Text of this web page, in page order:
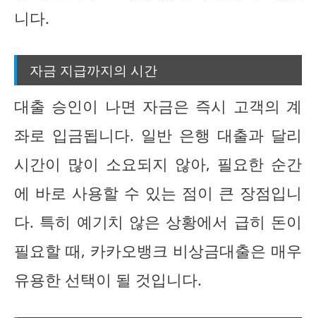
니다.
자금 지급까지의 시간
대출 승인이 나면 자금은 즉시 고객의 계
좌로 입금됩니다. 일반 은행 대출과 달리
시간이 많이 소요되지 않아, 필요한 순간
에 바로 사용할 수 있는 점이 큰 장점입니
다. 특히 예기치 않은 상황에서 급히 돈이
필요할 때, 카카오뱅크 비상금대출은 매우
유용한 선택이 될 것입니다.